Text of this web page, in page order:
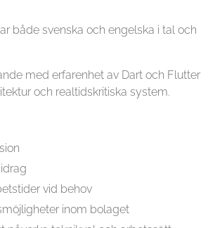
både svenska och engelska i tal och
med erfarenhet av Dart och Flutter
och realtidskritiska system.
vid behov
inom bolaget